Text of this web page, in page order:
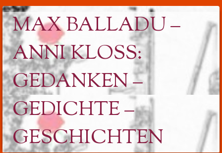
MAX BALLADU –
ANNI KLOSS: G
EDANKEN – G
EDICHTE – G
ESCHICHTEN